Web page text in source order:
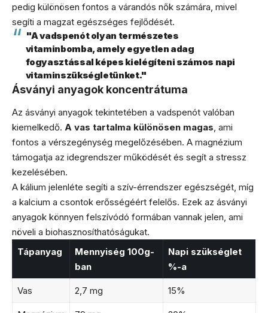
pedig különösen fontos a várandós nők számára, mivel
segíti a magzat egészséges fejlődését.
"A vadspenót olyan természetes
vitaminbomba, amely egyetlen adag
fogyasztással képes kielégíteni számos napi
vitaminszükségletünket."
Ásványi anyagok koncentrátuma
Az ásványi anyagok tekintetében a vadspenót valóban
kiemelkedő. A vas tartalma különösen magas, ami
fontos a vérszegénység megelőzésében. A magnézium
támogatja az idegrendszer működését és segít a stressz
kezelésében.
A kálium jelenléte segíti a szív-érrendszer egészségét, míg
a kalcium a csontok erősségéért felelős. Ezek az ásványi
anyagok könnyen felszívódó formában vannak jelen, ami
növeli a biohasznosíthatóságukat.
Tápanyag
Mennyiség 100g-
ban
Napi szükséglet
%-a
Vas 2,7 mg 15%